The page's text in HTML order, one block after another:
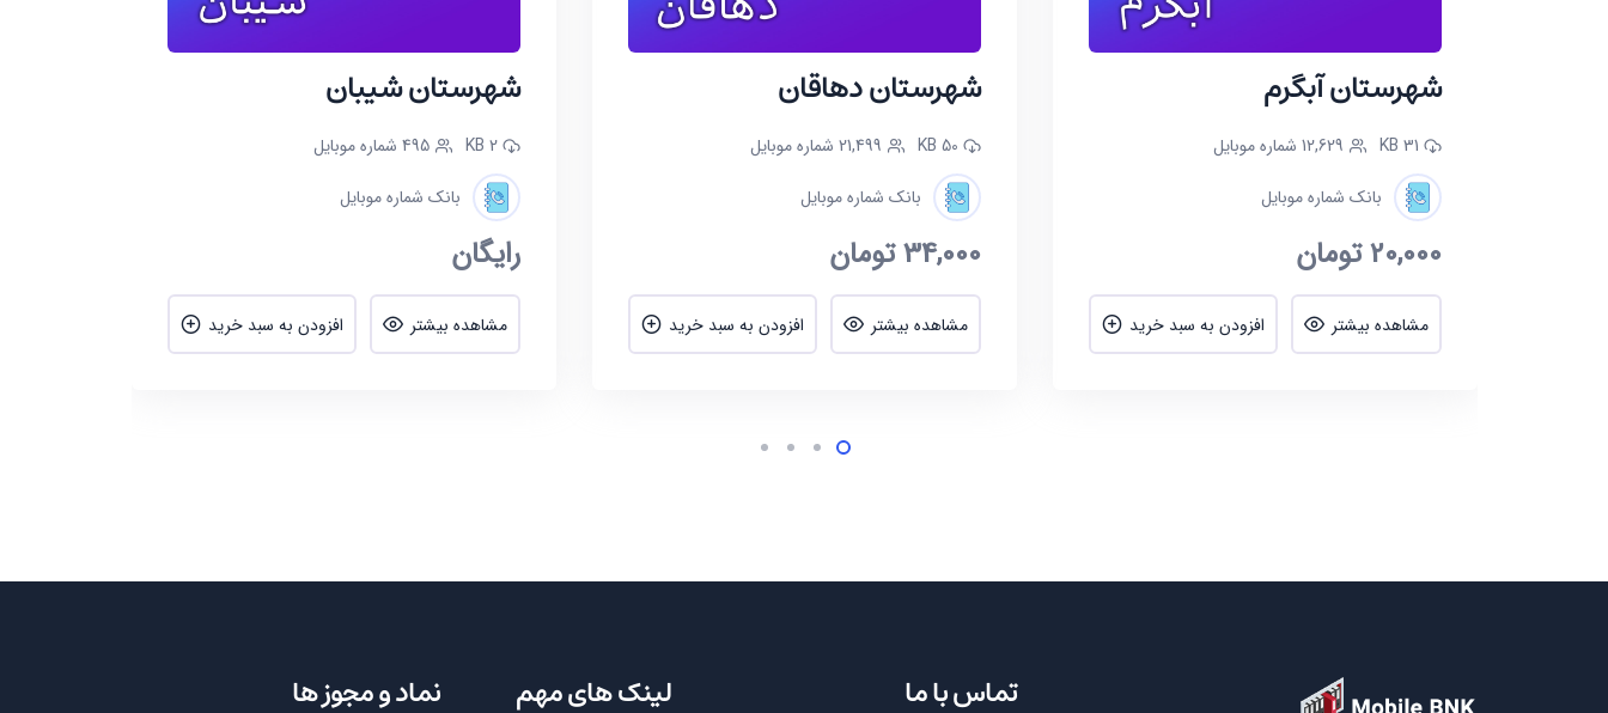
شهرستان آبگرم
31 KB
12,629 شماره موبایل
بانک شماره موبایل
20,000تومان
مشاهده بیشتر افزودن به سبد خرید
شهرستان دهاقان
50 KB
21,499 شماره موبایل
بانک شماره موبایل
34,000تومان
مشاهده بیشتر افزودن به سبد خرید
شهرستان شیبان
2 KB
495 شماره موبایل
بانک شماره موبایل
رایگان
مشاهده بیشتر افزودن به سبد خرید
تماس با ما لینک های مهم نماد و مجوز ها